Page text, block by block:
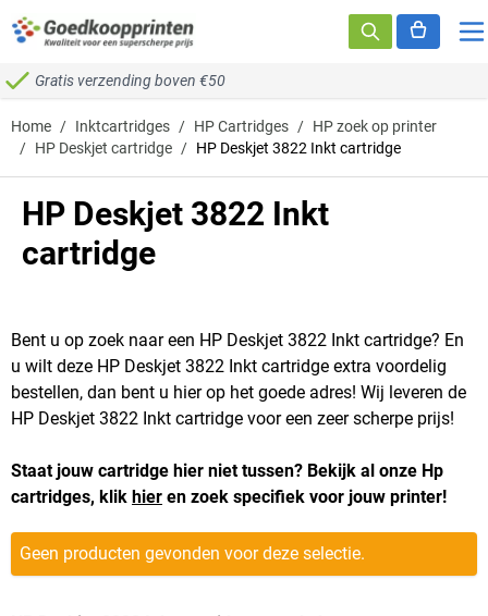
Ga naar de inhoud
Gratis verzending boven €50
Home / Inktcartridges / HP Cartridges / HP zoek op printer
/ HP Deskjet cartridge / HP Deskjet 3822 Inkt cartridge
HP Deskjet 3822 Inkt
cartridge
Bent u op zoek naar een HP Deskjet 3822 Inkt cartridge? En
u wilt deze HP Deskjet 3822 Inkt cartridge extra voordelig
bestellen, dan bent u hier op het goede adres! Wij leveren de
HP Deskjet 3822 Inkt cartridge voor een zeer scherpe prijs!
Staat jouw cartridge hier niet tussen? Bekijk al onze Hp
cartridges, klik hier en zoek specifiek voor jouw printer!
Geen producten gevonden voor deze selectie.